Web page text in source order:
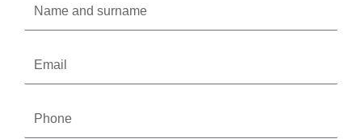
and
surname